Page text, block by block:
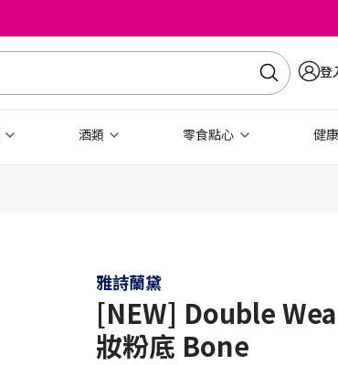
登
酒類 零食點心 健
雅詩蘭黛
[NEW] Double
妝粉底 Bone